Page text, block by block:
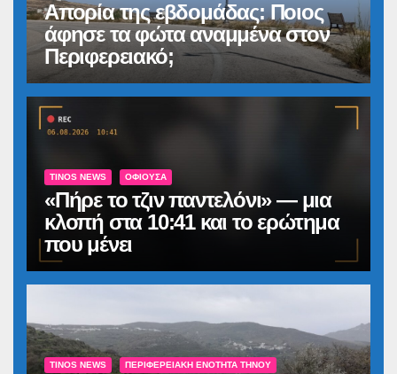
Απορία της εβδομάδας: Ποιος
άφησε τα φώτα αναμμένα στον
Περιφερειακό;
TINOS NEWS ΟΦΙΟΎΣΑ
«Πήρε το τζιν παντελόνι» — μια
κλοπή στα 10:41 και το ερώτημα
που μένει
TINOS NEWS ΠΕΡΙΦΕΡΕΙΑΚΉ ΕΝΌΤΗΤΑ ΤΉΝΟΥ